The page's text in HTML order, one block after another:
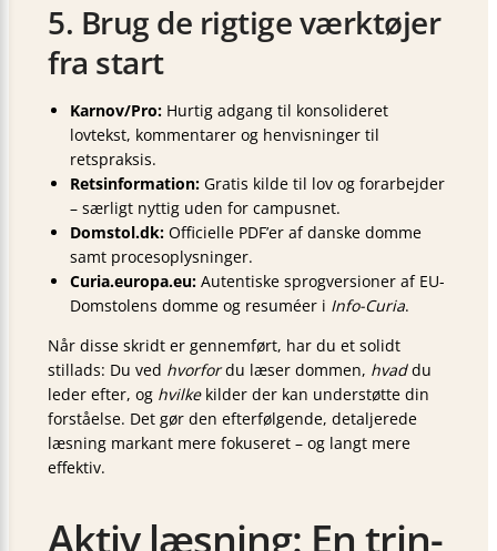
5. Brug de rigtige værktøjer
fra start
Karnov/Pro: Hurtig adgang til konsolideret
lovtekst, kommentarer og henvisninger til
retspraksis.
Retsinformation: Gratis kilde til lov og forarbejder
– særligt nyttig uden for campusnet.
Domstol.dk: Officielle PDF’er af danske domme
samt procesoplysninger.
Curia.europa.eu: Autentiske sprogversioner af EU-
Domstolens domme og resuméer i Info-Curia.
Når disse skridt er gennemført, har du et solidt
stillads: Du ved hvorfordu læser dommen, hvaddu
leder efter, og hvilkekilder der kan understøtte din
forståelse. Det gør den efterfølgende, detaljerede
læsning markant mere fokuseret – og langt mere
effektiv.
Aktiv læsning: En trin-